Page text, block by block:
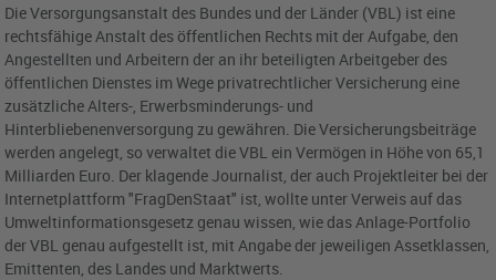
Die Versorgungsanstalt des Bundes und der Länder (VBL) ist eine
rechtsfähige Anstalt des öffentlichen Rechts mit der Aufgabe, den
Angestellten und Arbeitern der an ihr beteiligten Arbeitgeber des
öffentlichen Dienstes im Wege privatrechtlicher Versicherung eine
zusätzliche Alters-, Erwerbsminderungs- und
Hinterbliebenenversorgung zu gewähren. Die Versicherungsbeiträge
werden angelegt, so verwaltet die VBL ein Vermögen in Höhe von 65,1
Milliarden Euro. Der klagende Journalist, der auch Projektleiter bei der
Internetplattform "FragDenStaat" ist, wollte unter Verweis auf das
Umweltinformationsgesetz genau wissen, wie das Anlage-Portfolio
der VBL genau aufgestellt ist, mit Angabe der jeweiligen Assetklassen,
Emittenten, des Landes und Marktwerts.